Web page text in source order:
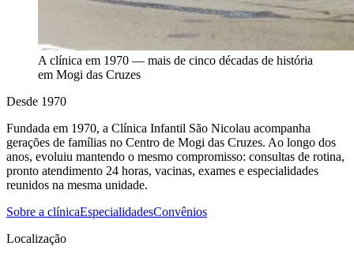
A clínica em 1970 — mais de cinco décadas de história
em Mogi das Cruzes
Desde 1970
Fundada em 1970, a Clínica Infantil São Nicolau acompanha
gerações de famílias no Centro de Mogi das Cruzes. Ao longo dos
anos, evoluiu mantendo o mesmo compromisso: consultas de rotina,
pronto atendimento 24 horas, vacinas, exames e especialidades
reunidos na mesma unidade.
Sobre a clínicaEspecialidadesConvênios
Localização